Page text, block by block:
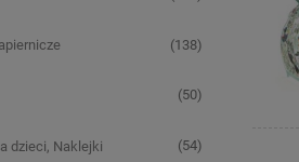
(138)
(50)
dzieci, Naklejki (54)